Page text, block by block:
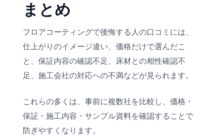
ットの滑りにくさを重視する方は確認して
おきましょう。
まとめ
フロアコーティングで後悔する人の口コミには、
仕上がりのイメージ違い、価格だけで選んだこ
と、保証内容の確認不足、床材との相性確認不
足、施工会社の対応への不満などが見られます。
これらの多くは、事前に複数社を比較し、価格・
保証・施工内容・サンプル資料を確認することで
防ぎやすくなります。